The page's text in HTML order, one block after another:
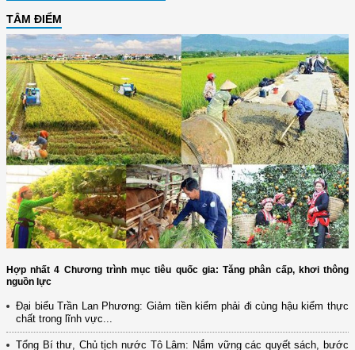
TÂM ĐIỂM
Hợp nhất 4 Chương trình mục tiêu quốc gia: Tăng phân cấp, khơi thông
nguồn lực
Đại biểu Trần Lan Phương: Giảm tiền kiểm phải đi cùng hậu kiểm thực
chất trong lĩnh vực...
Tổng Bí thư, Chủ tịch nước Tô Lâm: Nắm vững các quyết sách, bước